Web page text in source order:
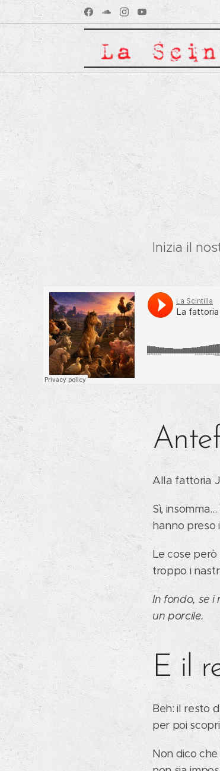
Inizia il
Alla fattoria
Sì,
hanno preso
Le cose
troppo i
In fondo, se
un porcile.
E il
Beh: il resto
per poi
Non dico